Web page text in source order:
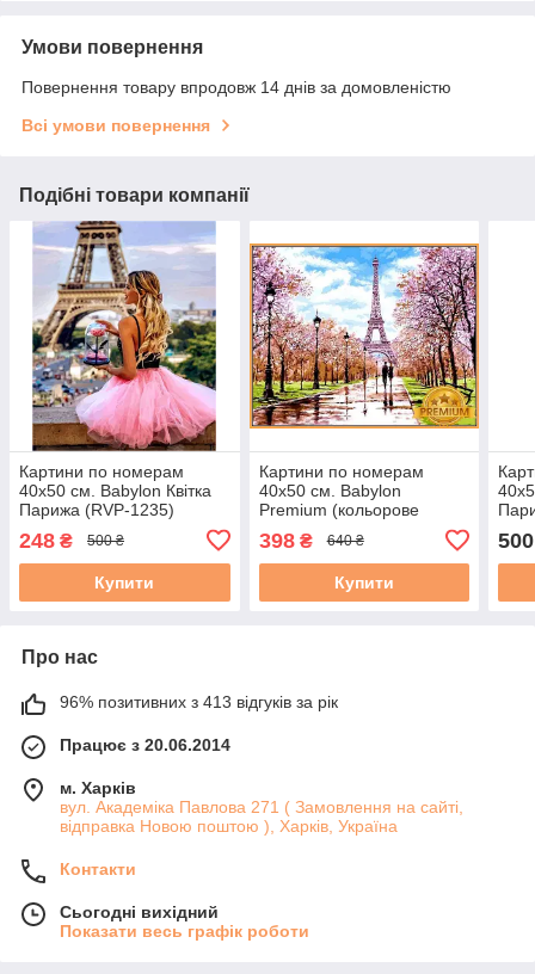
Умови повернення
Повернення товару впродовж 14 днів за домовленістю
Всі умови повернення
Подібні товари компанії
Картини по номерам
40х50 см. Babylon Квітка
Парижа (RVP-1235)
248 ₴ 500 ₴
Купити
Картини по номерам
40х50 см. Babylon
Premium (кольорове
весна Париж Худ Річард
Макнейл
398₴ 640 ₴
Купити
500
Про нас
96% позитивних з 413 відгуків за рік
Працює з 20.06.2014
м. Харків
вул. Академіка Павлова 271 ( Замовлення на сайті,
відправка Новою поштою ), Харків, Україна
Контакти
Сьогодні вихідний
Показати весь графік роботи